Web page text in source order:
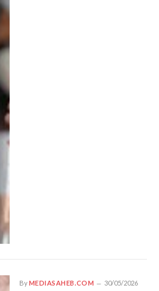
ByMEDIASAHEB.COM 30/05/2026